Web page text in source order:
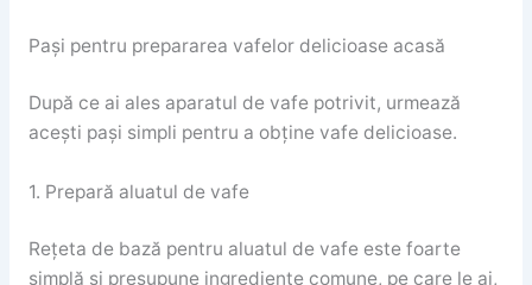
Pași pentru prepararea vafelor delicioase acasă
După ce ai ales aparatul de vafe potrivit, urmează
acești pași simpli pentru a obține vafe delicioase.
1. Prepară aluatul de vafe
Rețeta de bază pentru aluatul de vafe este foarte
simplă și presupune ingrediente comune, pe care le ai,